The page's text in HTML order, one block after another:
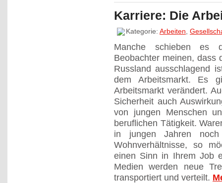
Karriere: Die
Kategorie: Arbeiten
Manche schieben es
Beobachter meinen, dass
Russland ausschlagend
dem Arbeitsmarkt. Es
Arbeitsmarkt verändert.
Sicherheit auch
von jungen Menschen
beruflichen Tätigkeit.
in jungen Jahren
Wohnverhältnisse, so
einen Sinn in Ihrem Job
Medien werden neue
transportiert und verteilt.